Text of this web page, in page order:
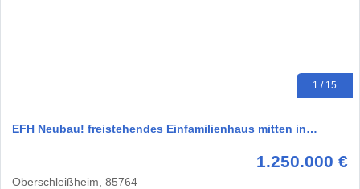
1 / 15
EFH Neubau! freistehendes Einfamilienhaus mitten in…
1.250.000 €
Oberschleißheim, 85764